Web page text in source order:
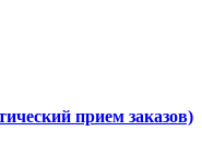
прием заказов)